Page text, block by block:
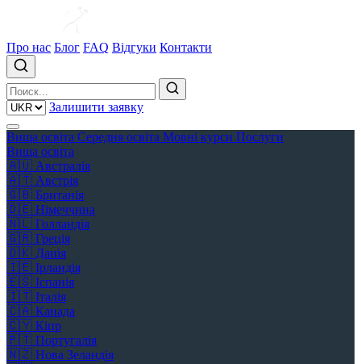
Про нас Блог FAQ Відгуки Контакти
Залишити заявку
Вища освіта Середня освіта Мовні курси Послуги
Вища освіта
🇦🇺 Австралія
🇦🇹 Австрія
🇬🇧 Британія
🇩🇪 Німеччина
🇳🇱 Голландія
🇬🇷 Греція
🇩🇰 Данія
🇮🇪 Ірландія
🇪🇸 Іспанія
🇮🇹 Італія
🇨🇦 Канада
🇨🇾 Кіпр
🇵🇹 Португалія
🇳🇿 Нова Зеландія